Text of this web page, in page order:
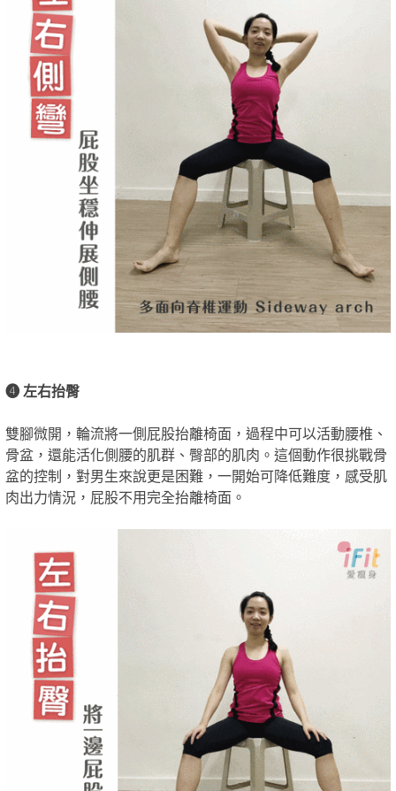
❹ 左右抬臀
雙腳微開，輪流將一側屁股抬離椅面，過程中可以活動腰椎、
骨盆，還能活化側腰的肌群、臀部的肌肉。這個動作很挑戰骨
盆的控制，對男生來說更是困難，一開始可降低難度，感受肌
肉出力情況，屁股不用完全抬離椅面。